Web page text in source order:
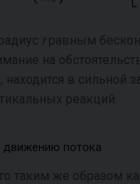
r равным
на
в сильной
реакций.
движению потока
таким же образом